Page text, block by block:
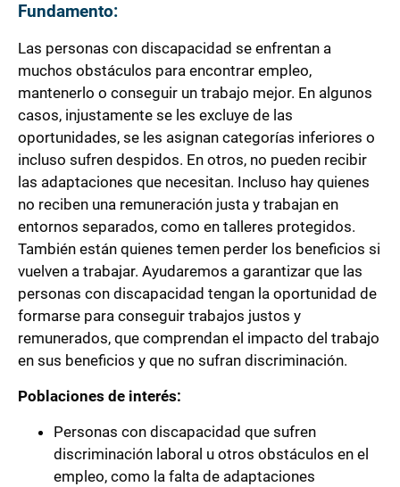
Fundamento:
Las personas con discapacidad se enfrentan a
muchos obstáculos para encontrar empleo,
mantenerlo o conseguir un trabajo mejor. En algunos
casos, injustamente se les excluye de las
oportunidades, se les asignan categorías inferiores o
incluso sufren despidos. En otros, no pueden recibir
las adaptaciones que necesitan. Incluso hay quienes
no reciben una remuneración justa y trabajan en
entornos separados, como en talleres protegidos.
También están quienes temen perder los beneficios si
vuelven a trabajar. Ayudaremos a garantizar que las
personas con discapacidad tengan la oportunidad de
formarse para conseguir trabajos justos y
remunerados, que comprendan el impacto del trabajo
en sus beneficios y que no sufran discriminación.
Poblaciones de interés:
Personas con discapacidad que sufren
discriminación laboral u otros obstáculos en el
empleo, como la falta de adaptaciones